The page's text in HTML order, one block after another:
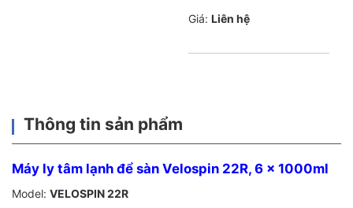
Giá: Liên hệ
Thông tin sản phẩm
Máy ly tâm lạnh để sàn Velospin 22R, 6 x 1000ml
Model: VELOSPIN 22R